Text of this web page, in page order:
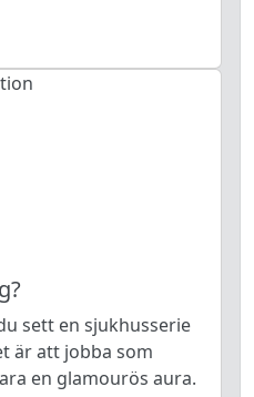
sett en sjukhusserie
är att jobba som
en glamourös aura.